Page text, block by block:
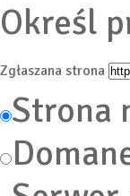
Określ
Zgłaszana strona
Strona